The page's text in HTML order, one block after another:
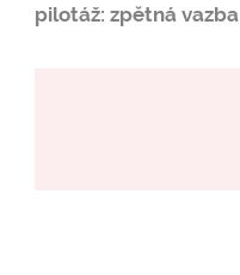
pilotáž: zpětná vazba